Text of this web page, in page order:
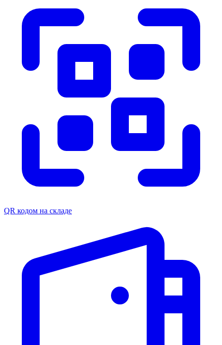
QR кодом на складе